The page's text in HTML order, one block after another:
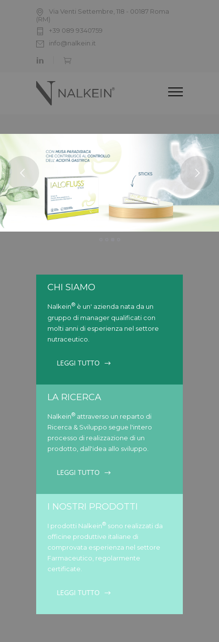
Via Venti Settembre, 118 - 00187 Roma
(RM)
+39 089 9340759
info@nalkein.it
CHI SIAMO
Nalkein® è un' azienda nata da un
gruppo di manager qualificati con
molti anni di esperienza nel settore
nutraceutico.
LEGGI TUTTO
LA RICERCA
Nalkein® attraverso un reparto di
Ricerca & Sviluppo segue l'intero
processo di realizzazione di un
prodotto, dall'idea allo sviluppo.
LEGGI TUTTO
I NOSTRI PRODOTTI
I prodotti Nalkein® sono realizzati da
officine produttive italiane di
comprovata esperienza nel settore
Farmaceutico, regolarmente
certificate.
LEGGI TUTTO